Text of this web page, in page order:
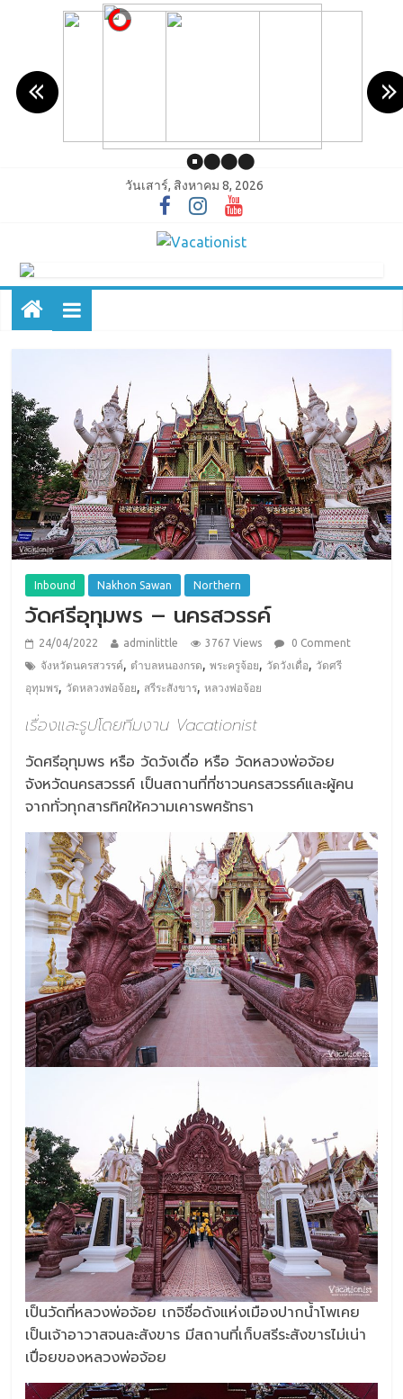
วันเสาร์, สิงหาคม 8, 2026
Inbound Nakhon Sawan Northern
วัดศรีอุทุมพร – นครสวรรค์
24/04/2022 adminlittle 3767 Views
0 Comment
จังหวัดนครสวรรค์, ตำบลหนองกรด,พระครูจ้อย, วัดวังเดื่อ, วัดศรี
อุทุมพร, วัดหลวงพ่อจ้อย, สรีระสังขาร,หลวงพ่อจ้อย
เรื่องและรูปโดยทีมงาน Vacationist
วัดศรีอุทุมพร หรือ วัดวังเดื่อ หรือ วัดหลวงพ่อจ้อย
จังหวัดนครสวรรค์ เป็นสถานที่ที่ชาวนครสวรรค์และผู้คน
จากทั่วทุกสารทิศให้ความเคารพศรัทธา
เป็นวัดที่หลวงพ่อจ้อย เกจิชื่อดังแห่งเมืองปากน้ำโพเคย
เป็นเจ้าอาวาสจนละสังขาร มีสถานที่เก็บสรีระสังขารไม่เน่า
เปื่อยของหลวงพ่อจ้อย